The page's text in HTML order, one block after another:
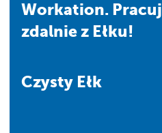
Workation. Pracuj
zdalnie z Ełku!
Czysty Ełk